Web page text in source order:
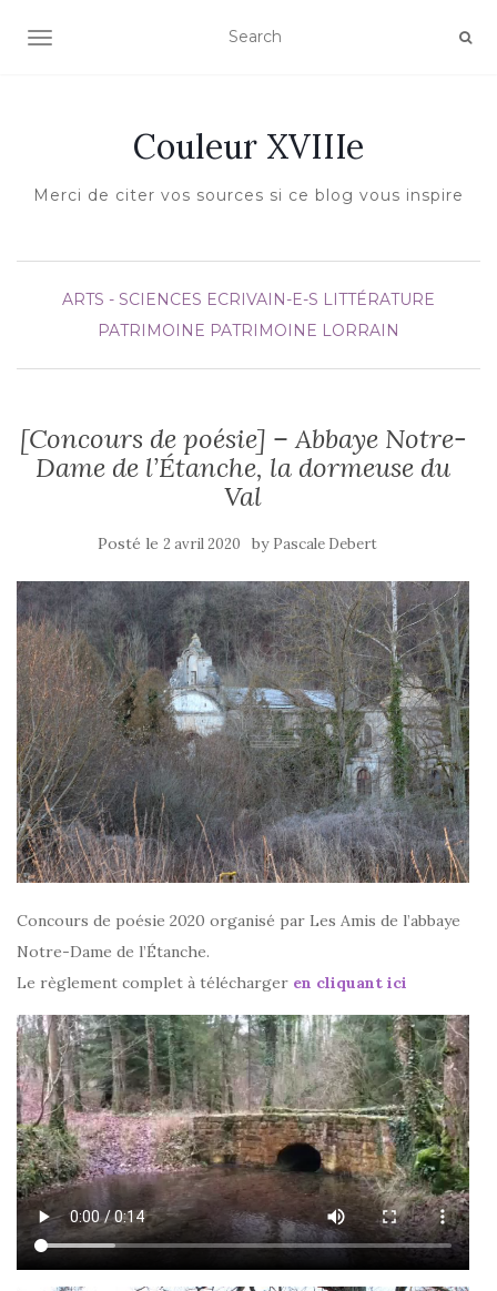
AFFICHER/MASQUER LA NAVIGATION
Couleur XVIIIe
Merci de citer vos sources si ce blog vous inspire
ARTS - SCIENCES ECRIVAIN-E-S LITTÉRATURE
PATRIMOINE PATRIMOINE LORRAIN
[Concours de poésie] – Abbaye Notre-
Dame de l’Étanche, la dormeuse du
Val
Posté le 2 avril 2020 by Pascale Debert
Concours de poésie 2020 organisé par Les Amis de l’abbaye
Notre-Dame de l’Étanche.
Le règlement complet à télécharger en cliquant ici